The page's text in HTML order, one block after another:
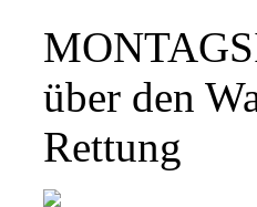
über den
Rettung